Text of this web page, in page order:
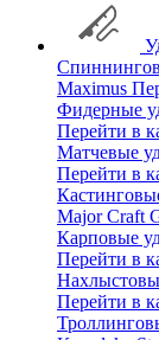
Maximus
Фидерные
Перейти в
Матчевые
Перейти в
Major Craft
Карповые
Перейти в
Перейти в